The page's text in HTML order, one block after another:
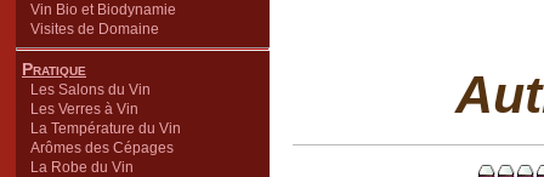
Vin Bio et Biodynamie
Visites de Domaine
Pratique
Les Salons du Vin
Les Verres à Vin
La Température du Vin
Arômes des Cépages
La Robe du Vin